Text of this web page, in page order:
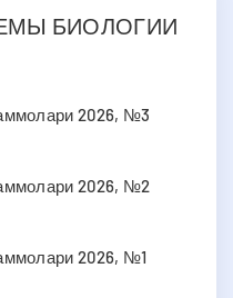
БИОЛОГИИ
2026, №3
2026, №2
2026, №1